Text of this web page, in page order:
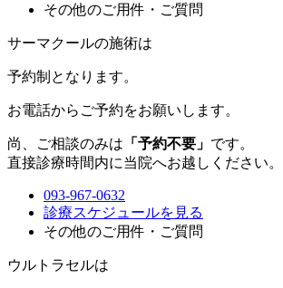
その他のご用件・ご質問
サーマクールの施術は
予約制 となります。
お電話からご予約をお願いします。
尚、ご相談のみは 「予約不要」 です。
直接診療時間内に当院へお越しください。
093-967-0632
診療スケジュールを見る
その他のご用件・ご質問
ウルトラセルは